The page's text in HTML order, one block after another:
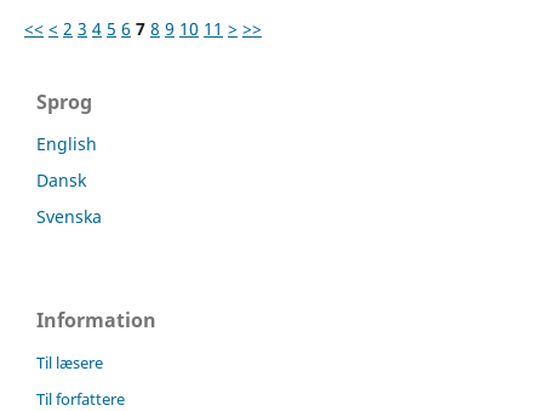
<< < 2 3 4 5 6 7 8 9 10 11 > >>
Sprog
English
Dansk
Svenska
Information
Til læsere
Til forfattere